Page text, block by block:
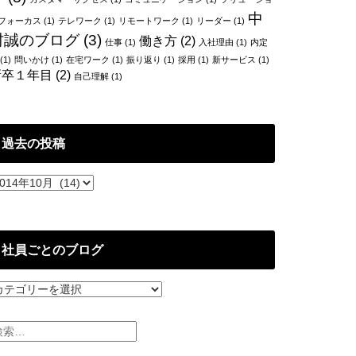
ォーカス (1) テレワーク (1) リモートワーク (1) リーダー (1) 中
誠のブログ(3) 仕事 (1) 働き方 (2) 入社理由 (1) 内定
(1) 問いかけ (1) 在宅ワーク (1) 振り返り (1) 採用 (1) 新サービス (1)
１年目 (2) 自己理解 (1)
過去の投稿
社員ごとのブログ